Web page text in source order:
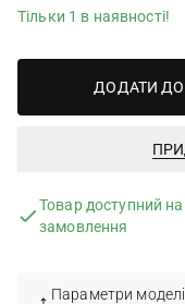
Тільки 1 в наявності!
ДОДАТИ
Товар доступний
замовлення
Параметри